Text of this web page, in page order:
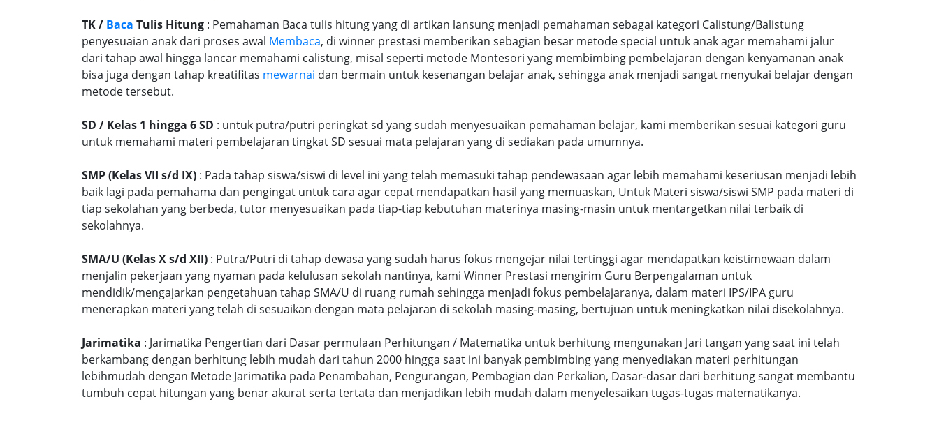
TK / Baca Tulis Hitung : Pemahaman Baca tulis hitung yang di artikan lansung menjadi pemahaman sebagai kategori Calistung/Balistung
penyesuaian anak dari proses awal Membaca, di winner prestasi memberikan sebagian besar metode special untuk anak agar memahami jalur
dari tahap awal hingga lancar memahami calistung, misal seperti metode Montesori yang membimbing pembelajaran dengan kenyamanan anak
bisa juga dengan tahap kreatifitas mewarnai dan bermain untuk kesenangan belajar anak, sehingga anak menjadi sangat menyukai belajar dengan
metode tersebut.
SD / Kelas 1 hingga 6 SD : untuk putra/putri peringkat sd yang sudah menyesuaikan pemahaman belajar, kami memberikan sesuai kategori guru
untuk memahami materi pembelajaran tingkat SD sesuai mata pelajaran yang di sediakan pada umumnya.
SMP (Kelas VII s/d IX) : Pada tahap siswa/siswi di level ini yang telah memasuki tahap pendewasaan agar lebih memahami keseriusan menjadi lebih
baik lagi pada pemahama dan pengingat untuk cara agar cepat mendapatkan hasil yang memuaskan, Untuk Materi siswa/siswi SMP pada materi di
tiap sekolahan yang berbeda, tutor menyesuaikan pada tiap-tiap kebutuhan materinya masing-masin untuk mentargetkan nilai terbaik di
sekolahnya.
SMA/U (Kelas X s/d XII) : Putra/Putri di tahap dewasa yang sudah harus fokus mengejar nilai tertinggi agar mendapatkan keistimewaan dalam
menjalin pekerjaan yang nyaman pada kelulusan sekolah nantinya, kami Winner Prestasi mengirim Guru Berpengalaman untuk
mendidik/mengajarkan pengetahuan tahap SMA/U di ruang rumah sehingga menjadi fokus pembelajaranya, dalam materi IPS/IPA guru
menerapkan materi yang telah di sesuaikan dengan mata pelajaran di sekolah masing-masing, bertujuan untuk meningkatkan nilai disekolahnya.
Jarimatika : Jarimatika Pengertian dari Dasar permulaan Perhitungan / Matematika untuk berhitung mengunakan Jari tangan yang saat ini telah
berkambang dengan berhitung lebih mudah dari tahun 2000 hingga saat ini banyak pembimbing yang menyediakan materi perhitungan
lebihmudah dengan Metode Jarimatika pada Penambahan, Pengurangan, Pembagian dan Perkalian, Dasar-dasar dari berhitung sangat membantu
tumbuh cepat hitungan yang benar akurat serta tertata dan menjadikan lebih mudah dalam menyelesaikan tugas-tugas matematikanya.